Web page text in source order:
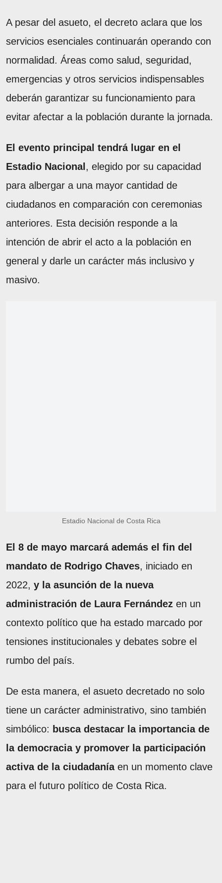
A pesar del asueto, el decreto aclara que los
servicios esenciales continuarán operando con
normalidad. Áreas como salud, seguridad,
emergencias y otros servicios indispensables
deberán garantizar su funcionamiento para
evitar afectar a la población durante la jornada.
El evento principal tendrá lugar en el
Estadio Nacional, elegido por su capacidad
para albergar a una mayor cantidad de
ciudadanos en comparación con ceremonias
anteriores. Esta decisión responde a la
intención de abrir el acto a la población en
general y darle un carácter más inclusivo y
masivo.
Estadio Nacional de Costa Rica
El 8 de mayo marcará además el fin del
mandato de Rodrigo Chaves, iniciado en
2022, y la asunción de la nueva
administración de Laura Fernández en un
contexto político que ha estado marcado por
tensiones institucionales y debates sobre el
rumbo del país.
De esta manera, el asueto decretado no solo
tiene un carácter administrativo, sino también
simbólico: busca destacar la importancia de
la democracia y promover la participación
activa de la ciudadaníaen un momento clave
para el futuro político de Costa Rica.